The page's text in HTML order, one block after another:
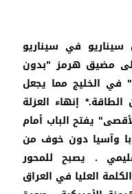
في سيناريو
مضيق هرمز "بدون
في الخليج مما يجعل
إنهاء العزلة
يفتح الباب أمام
وآسيا دون خوف من
. يصبح للمحور
العليا في العراق